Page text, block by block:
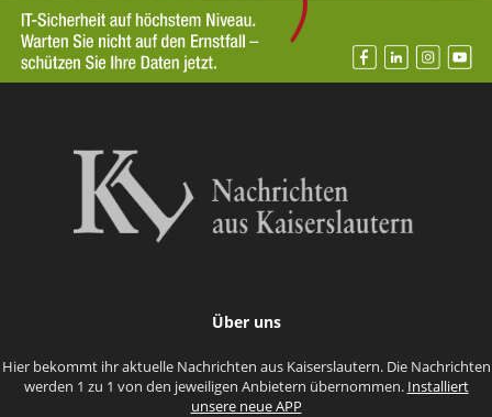
Über uns
Hier bekommt ihr aktuelle Nachrichten aus Kaiserslautern. Die Nachrichten
werden 1 zu 1 von den jeweiligen Anbietern übernommen. Installiert
unsere neue APP